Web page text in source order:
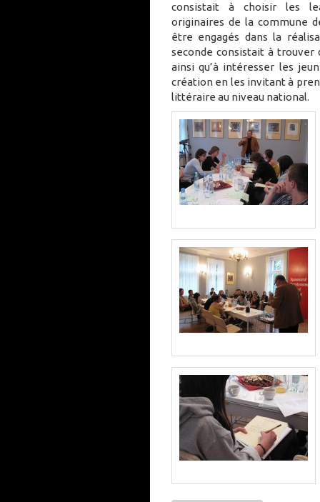
consistait à choisir les
originaires de la commune
être engagés dans la
seconde consistait à
ainsi qu’à intéresser les
création en les invitant à
littéraire au niveau national.